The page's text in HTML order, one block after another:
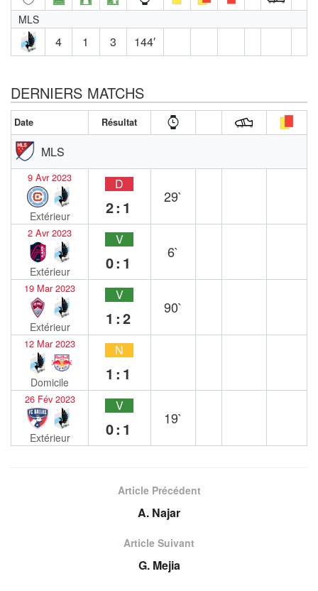
MLS
4 1 3 144′
DERNIERS MATCHS
Date Résultat
MLS
9 Avr 2023
Extérieur
D
2:1
29`
2 Avr 2023
Extérieur
V
0:1
6`
19 Mar 2023
Extérieur
V
1:2
90`
12 Mar 2023
Domicile
N
1:1
26 Fév 2023
Extérieur
V
0:1
19`
Article Précédent
A. Najar
Article Suivant
G. Mejia